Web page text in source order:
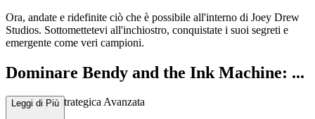
Ora, andate e ridefinite ciò che è possibile all'interno di Joey Drew
Studios. Sottomettetevi all'inchiostro, conquistate i suoi segreti e
emergente come veri campioni.
Dominare Bendy and the Ink Machine: ...
Una Guida Strategica Avanzata
Leggi di Più